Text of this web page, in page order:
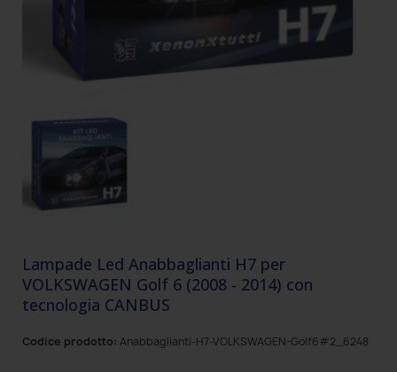
Lampade Led Anabbaglianti H7 per
VOLKSWAGEN Golf 6 (2008 - 2014) con
tecnologia CANBUS
Codice prodotto: Anabbaglianti-H7-VOLKSWAGEN-Golf6#2_6248